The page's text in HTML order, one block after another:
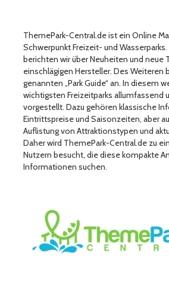
ThemePark-Central.de ist ein Online
Schwerpunkt Freizeit- und
berichten wir über Neuheiten und neue
einschlägigen Hersteller. Des Weiteren
genannten „Park Guide“ an. In diesem
wichtigsten Freizeitparks allumfassend
vorgestellt. Dazu gehören klassische
Eintrittspreise und Saisonzeiten, aber
Auflistung von Attraktionstypen und
Daher wird ThemePark-Central.de zu
Nutzern besucht, die diese kompakte
Informationen suchen.